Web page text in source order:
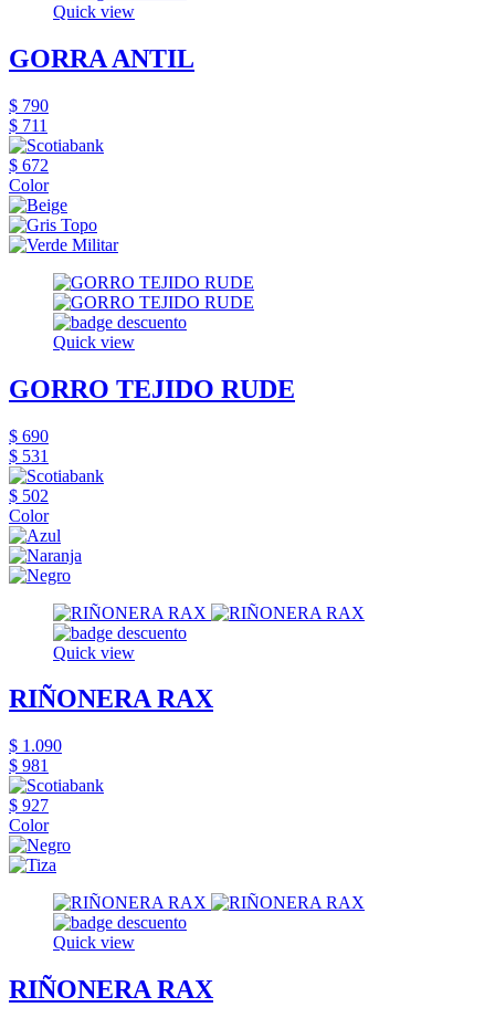
Quick view
GORRA ANTIL
$ 790
$ 711
$ 672
Color
Quick view
GORRO TEJIDO RUDE
$ 690
$ 531
$ 502
Color
Quick view
RIÑONERA RAX
$ 1.090
$ 981
$ 927
Color
Quick view
RIÑONERA RAX